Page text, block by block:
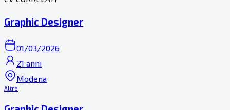
Graphic Designer
01/03/2026
21 anni
Modena
Altro